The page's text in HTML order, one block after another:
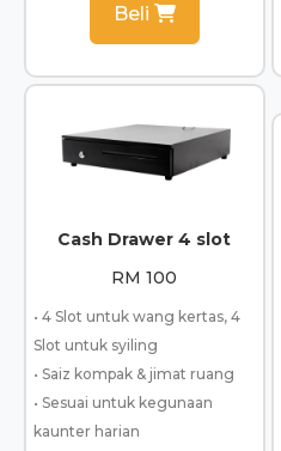
Beli
Cash Drawer 4 slot
RM 100
• 4 Slot untuk wang kertas, 4
Slot untuk syiling
• Saiz kompak & jimat ruang
• Sesuai untuk kegunaan
kaunter harian